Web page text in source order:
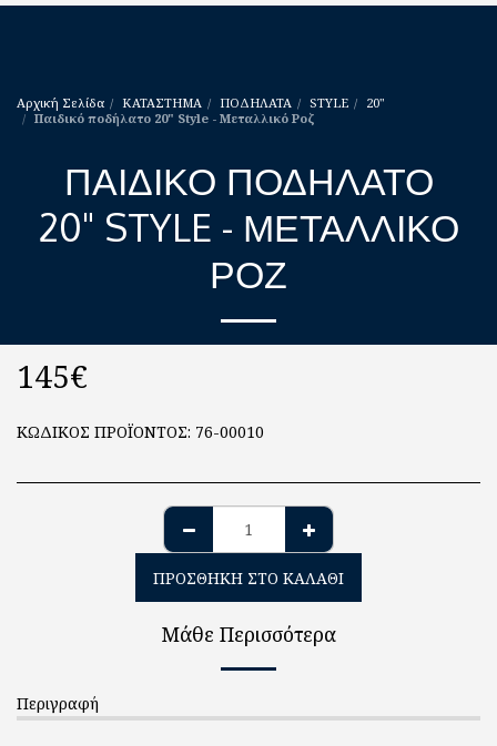
Αρχική Σελίδα ΚΑΤΑΣΤΗΜΑ ΠΟΔΗΛΑΤΑ STYLE
20"
Παιδικό ποδήλατο 20" Style - Μεταλλικό Ροζ
ΠΑΙΔΙΚΌ ΠΟΔΉΛΑΤΟ
20" STYLE - ΜΕΤΑΛΛΙΚΌ
ΡΟΖ
145€
ΚΩΔΙΚΟΣ ΠΡΟΪΟΝΤΟΣ: 76-00010
ΠΡΟΣΘΉΚΗ ΣΤΟ ΚΑΛΆΘΙ
Μάθε Περισσότερα
Περιγραφή